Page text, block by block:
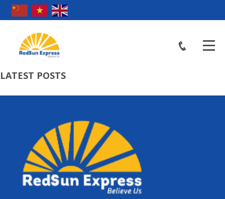
LATEST POSTS